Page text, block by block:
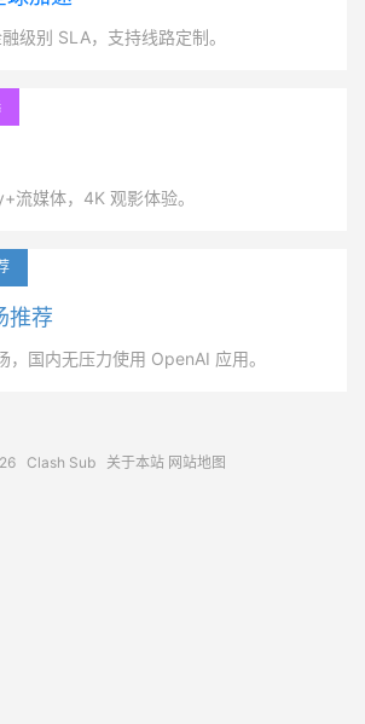
级别 SLA，支持线路定制。
流媒体，4K 观影体验。
推荐
，国内无压力使用 OpenAI 应用。
Clash Sub 关于本站 网站地图